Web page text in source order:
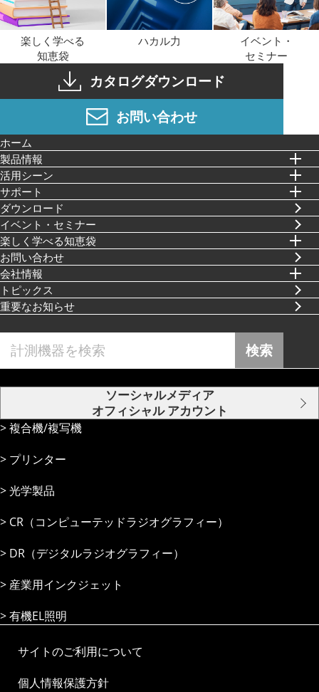
楽しく学べる
知恵袋
ハカル力
イベント・
セミナー
カタログダウンロード
お問い合わせ
ホーム
製品情報
活⽤シーン
イベント・セミナー
楽しく学べる知恵袋
サポート
お問い合わせ
ダウンロード
会社情報
トピックス
重要なお知らせ
検索
ソーシャルメディア
オフィシャル アカウント
複合機/複写機
プリンター
光学製品
CR（コンピューテッドラジオグラフィー）
DR（デジタルラジオグラフィー）
産業⽤インクジェット
有機EL照明
サイトのご利用について
個人情報保護方針